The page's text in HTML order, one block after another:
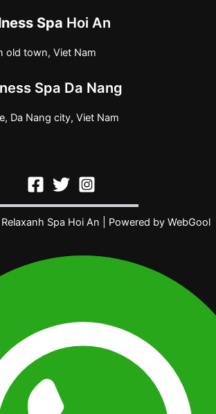
Spa Hoi An
old town, Viet Nam
Spa Da Nang
Da Nang city, Viet Nam
Spa Hoi An | Powered by WebGool